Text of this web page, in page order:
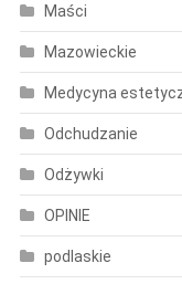
Maści
Mazowieckie
Medycyna
Odchudzanie
Odżywki
OPINIE
podlaskie